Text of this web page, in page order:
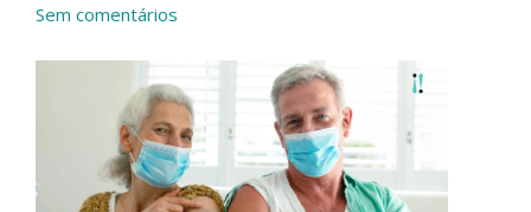
Sem comentários